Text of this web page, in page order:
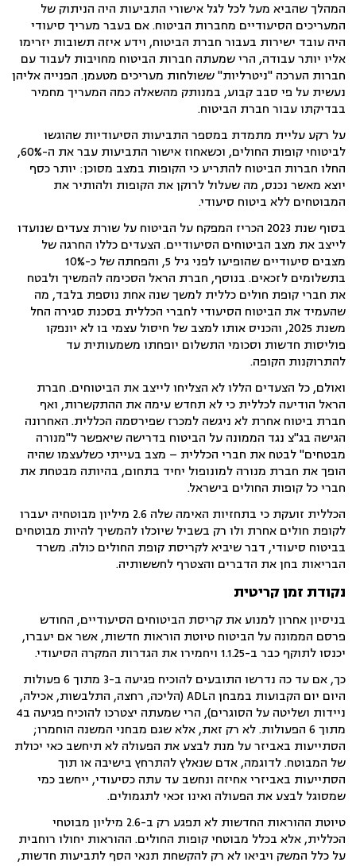
המהלך שהביא מעל לכל לגל אישורי התביעות היה הניתוק של
המעריכים הסיעודיים מחברות הביטוח. אם בעבר מעריך סיעודי
היה עובד ישירות בעבור חברת הביטוח, וידע איזה תשובות יזרימו
אליו יותר עבודה, הרי שמעתה חברות הביטוח מחויבות לעבוד עם
חברות הערכה "ניטרליות" ששולחות מעריכים מטעמן. הפנייה אליהן
נעשית על פי סבב קבוע, במנותק מהשאלה כמה המעריך מחמיר
בבדיקתו עבור חברת הביטוח.
על רקע עליית מתמדת במספר התביעות הסיעודיות שהוגשו
לביטוחי קופות החולים, וכשאחוז אישור התביעות עבר את ה-60%,
החלו חברות הביטוח להתריע כי הקופות במצב מסוכן: יותר כסף
יוצא מאשר נכנס, מה שעלול לרוקן את הקופות ולהותיר את
המבוטחים ללא ביטוח סיעודי.
בסוף שנת 2023 הכריז המפקח על הביטוח על שורת צעדים שנועדו
לייצב את מצב הביטוחים הסיעודיים. הצעדים כללו החרגה של
מצבים סיעודיים שהופיעו לפני גיל 5, והפחתה של כ-10%
בתשלומים לזכאים. בנוסף, חברת הראל הסכימה להמשיך ולבטח
את חברי קופת חולים כללית למשך שנה אחת נוספת בלבד, מה
שהעמיד את הביטוח הסיעודי לחברי הכללית בסכנת סגירה החל
משנת 2025, והכניס אותו למצב של חיסול עצמי בו לא יונפקו
פוליסות חדשות וסכומי התשלום יופחתו משמעותית עד
להתרוקנות הקופה.
ואולם, כל הצעדים הללו לא הצליחו לייצב את הביטוחים. חברת
הראל הודיעה לכללית כי לא תחדש עימה את ההתקשרות, ואף
חברת ביטוח אחרת לא ניגשה למכרז שפירסמה הכללית. האחרונה
הגישה בג"צ נגד הממונה על הביטוח בדרישה שיאפשר ל"מנורה
מבטחים" לבטח את חברי הכללית – מצב בעייתי כשלעצמו שהיה
הופך את חברת מנורה למונופול יחיד בתחום, בהיותה מבטחת את
חברי כל קופות החולים בישראל.
הכללית זועקת כי בתחזיות האימה שלה 2.6 מיליון מבוטחיה יעברו
לקופת חולים אחרת ולו רק בשביל שיוכלו להמשיך להיות מבוטחים
בביטוח סיעודי, דבר שיביא לקריסת קופת החולים כולה. משרד
הבריאות בחן את הדברים והצטרף לחששותיה.
נקודת זמן קריטית
בניסיון אחרון למנוע את קריסת הביטוחים הסיעודיים, החודש
פרסם הממונה על הביטוח טיוטת הוראות חדשות, אשר אם יעברו,
יכנסו לתוקף כבר ב-1.1.25 ויחמירו את הגדרות המקרה הסיעודי.
כך, אם עד כה נדרשו התובעים להוכיח פגיעה ב-3 מתוך 6 פעולות
היום יום הקבועות במבחן הADL (הליכה, רחצה, התלבשות, אכילה,
ניידות ושליטה על הסוגרים), הרי שמעתה יצטרכו להוכיח פגיעה ב4
מתוך 6 הפעולות. לא רק זאת, אלא שגם מבחני המשנה הוחמרו;
הסתייעות באביזר על מנת לבצע את הפעולה לא תיחשב כאי יכולת
של המבוטח. לדוגמה, אדם שנאלץ להתרחץ בישיבה או תוך
הסתייעות באביזרי אחיזה ונחשב עד עתה כסיעודי, ייחשב כמי
שמסוגל לבצע את הפעולה ואינו זכאי לתגמולים.
טיוטת ההוראות החדשות לא תפגע רק ב-2.6 מיליון מבוטחי
הכללית, אלא בכלל מבוטחי קופות החולים. ההוראות יחולו רוחבית
על כלל המשק ויביאו לא רק להקשחת תנאי הסף לתביעות חדשות,